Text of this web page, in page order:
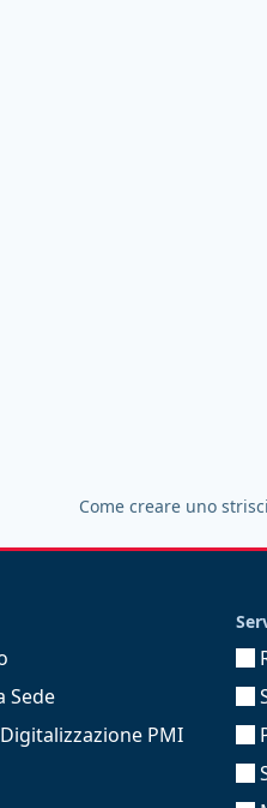
Come creare uno
Sede
PMI